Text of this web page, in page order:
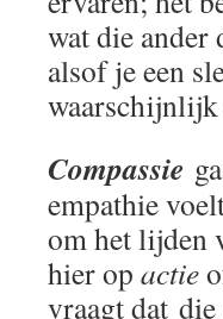
wat die
alsof je een
waarschijnlijk
Compassie
empathie
om het lijden
hier op actie
vraagt dat die